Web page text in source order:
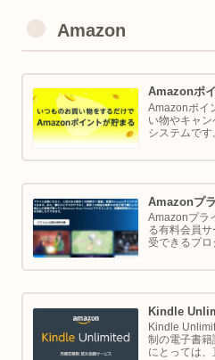
Amazon
Amazonポ
Amazonポイ
い物やキャ
システムで
では
Amazonプ
Amazonプラ
る有料会員
受できるプ
実、さらに
Kindle
Kindle
制の電子書
にとっては